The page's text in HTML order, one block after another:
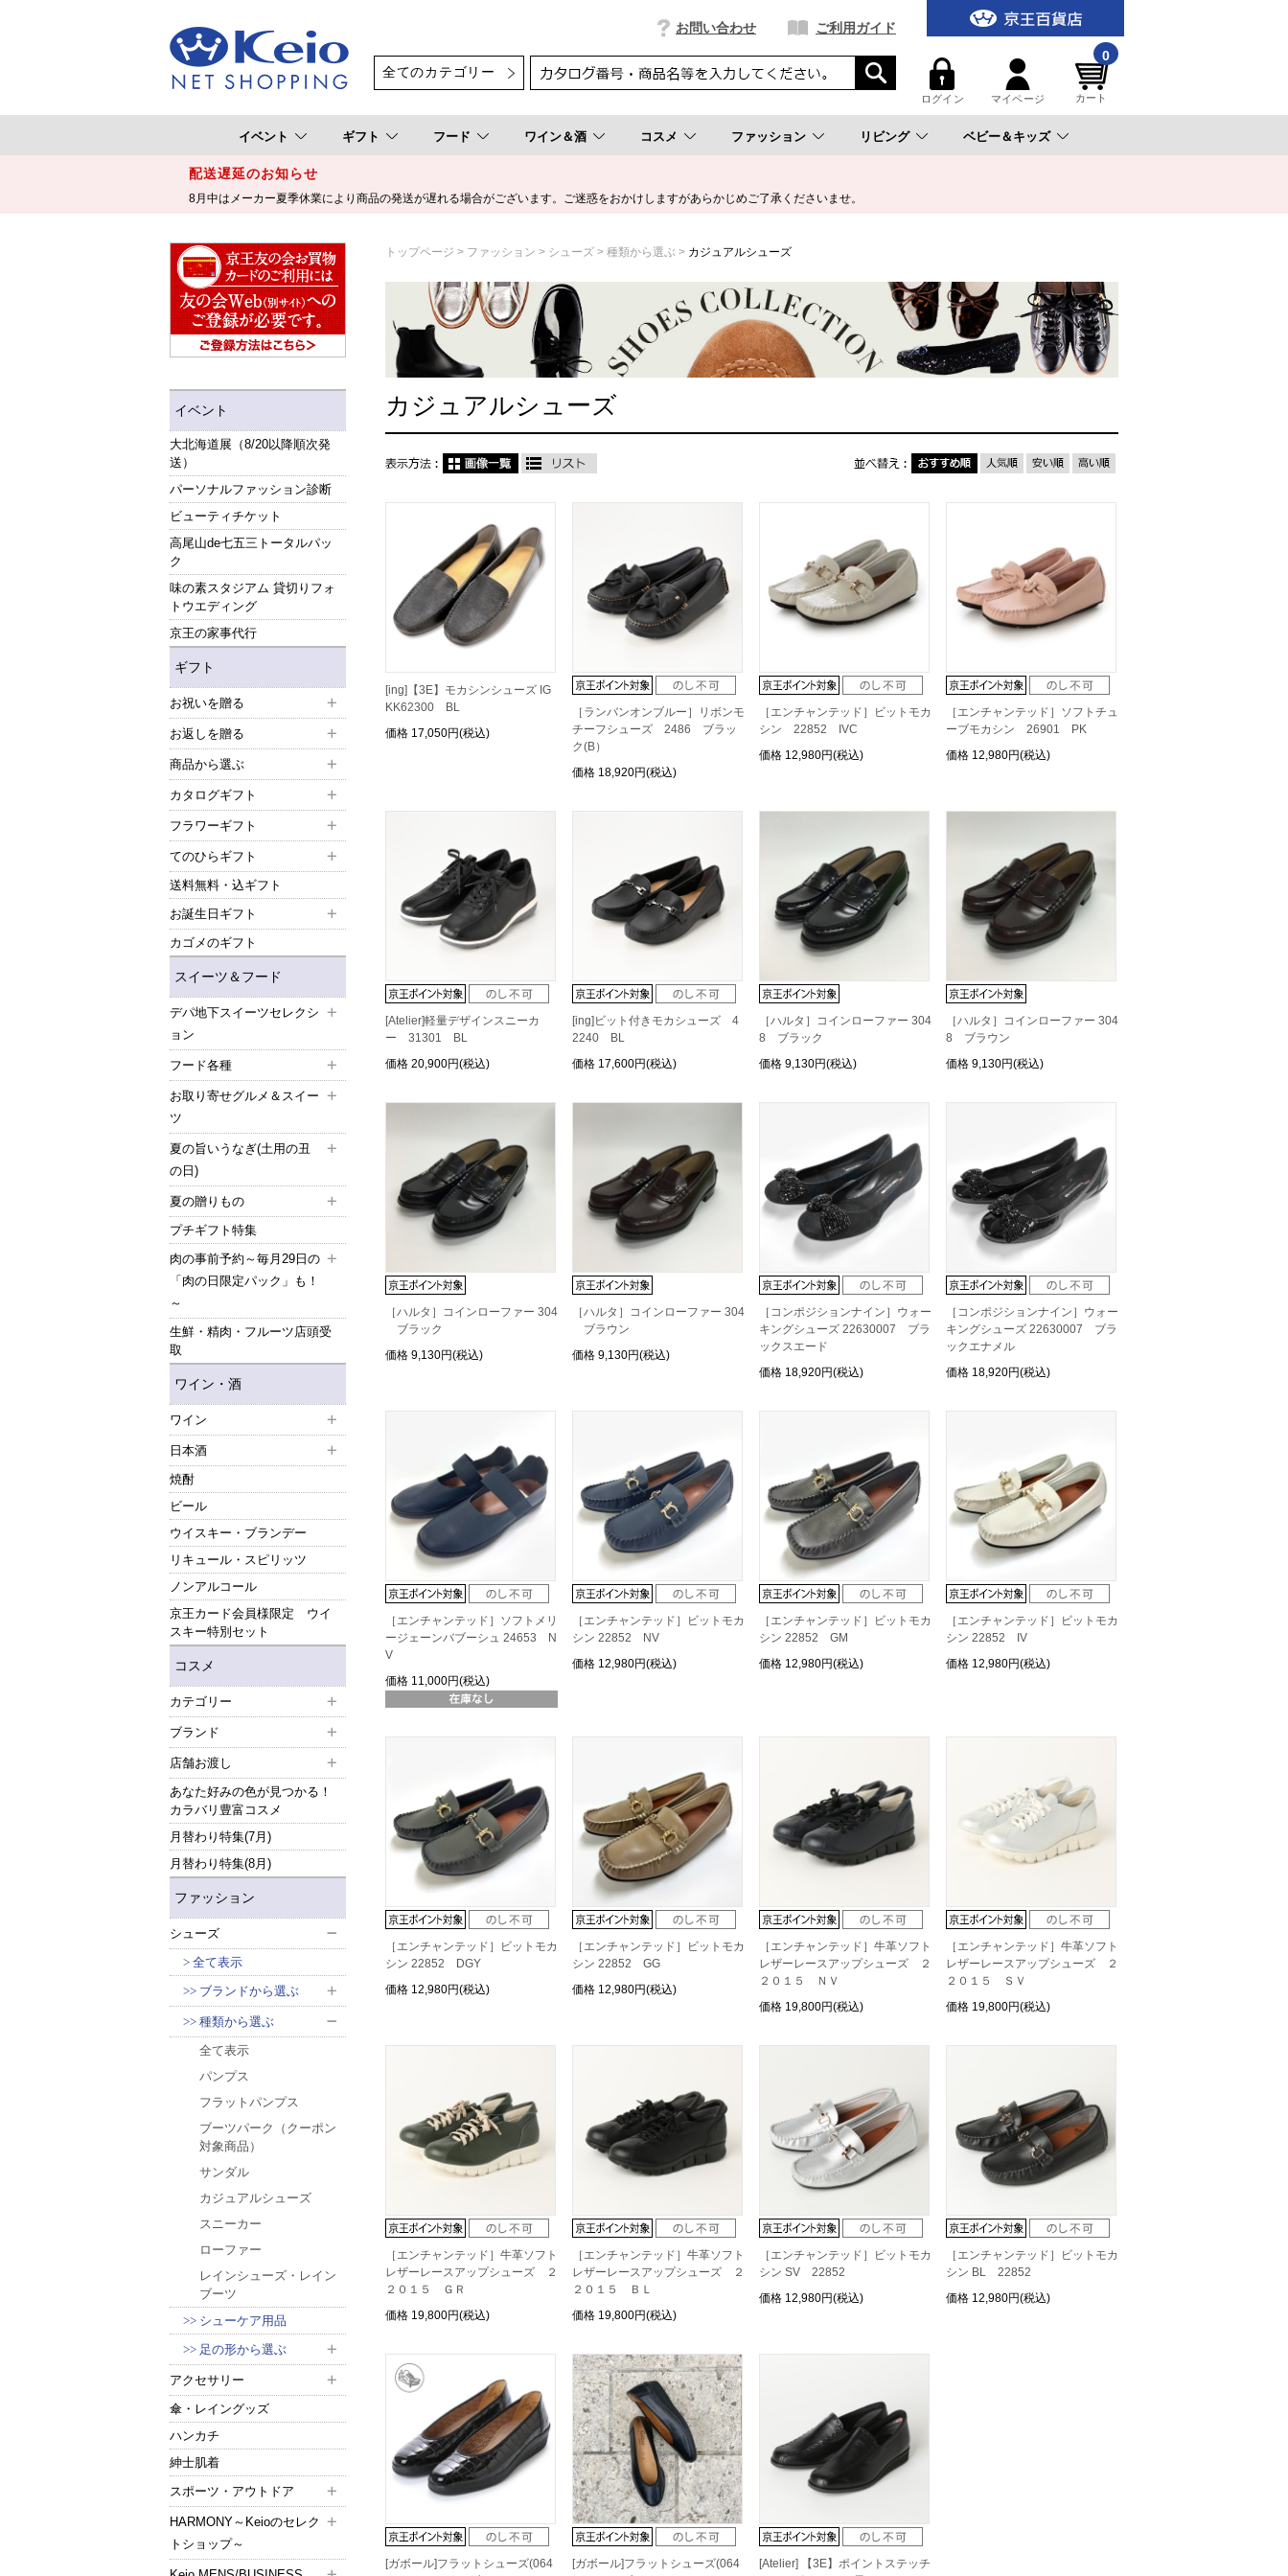
お問い合わせ ご利用ガイド
ログイン マイページ
0
カート
イベント ギフト フード ワイン＆酒 コスメ ファッション リビング ベビー＆キッズ
配送遅延のお知らせ
8月中はメーカー夏季休業により商品の発送が遅れる場合がございます。ご迷惑をおかけしますがあらかじめご了承くださいませ。
イベント
大北海道展（8/20以降順次発
送）
パーソナルファッション診断
ビューティチケット
高尾山de七五三トータルパッ
ク
味の素スタジアム 貸切りフォ
トウエディング
京王の家事代行
ギフト
お祝いを贈る
お返しを贈る
商品から選ぶ
カタログギフト
フラワーギフト
てのひらギフト
送料無料・込ギフト
お誕生日ギフト
カゴメのギフト
スイーツ＆フード
デパ地下スイーツセレクシ
ョン
フード各種
お取り寄せグルメ＆スイー
ツ
夏の旨いうなぎ(土用の丑
の日)
夏の贈りもの
プチギフト特集
肉の事前予約～毎月29日の
「肉の日限定パック」も！
～
生鮮・精肉・フルーツ店頭受
取
ワイン・酒
ワイン
日本酒
焼酎
ビール
ウイスキー・ブランデー
リキュール・スピリッツ
ノンアルコール
京王カード会員様限定 ウイ
スキー特別セット
コスメ
カテゴリー
ブランド
店舗お渡し
あなた好みの色が見つかる！
カラバリ豊富コスメ
月替わり特集(7月)
月替わり特集(8月)
ファッション
シューズ
全て表示
ブランドから選ぶ
種類から選ぶ
全て表示
パンプス
フラットパンプス
ブーツパーク（クーポン
対象商品）
サンダル
カジュアルシューズ
スニーカー
ローファー
レインシューズ・レイン
ブーツ
シューケア用品
足の形から選ぶ
アクセサリー
傘・レイングッズ
ハンカチ
紳士肌着
スポーツ・アウトドア
HARMONY～Keioのセレク
トショップ～
トップページ ファッション シューズ 種類から選ぶ カジュアルシューズ
カジュアルシューズ
[ing]【3E】モカシンシューズ IG
KK62300 BL
価格 17,050円(税込)
［ランバンオンブルー］リボンモ
チーフシューズ 2486 ブラッ
ク(B）
価格 18,920円(税込)
［エンチャンテッド］ビットモカ
シン 22852 IVC
価格 12,980円(税込)
［エンチャンテッド］ソフトチュ
ーブモカシン 26901 PK
価格 12,980円(税込)
[Atelier]軽量デザインスニーカ
ー 31301 BL
価格 20,900円(税込)
[ing]ビット付きモカシューズ 4
2240 BL
価格 17,600円(税込)
［ハルタ］コインローファー 304
8 ブラック
価格 9,130円(税込)
［ハルタ］コインローファー 304
8 ブラウン
価格 9,130円(税込)
［ハルタ］コインローファー 304
ブラック
価格 9,130円(税込)
［ハルタ］コインローファー 304
ブラウン
価格 9,130円(税込)
［コンポジションナイン］ウォー
キングシューズ 22630007 ブラ
ックスエード
価格 18,920円(税込)
［コンポジションナイン］ウォー
キングシューズ 22630007 ブラ
ックエナメル
価格 18,920円(税込)
［エンチャンテッド］ソフトメリ
ージェーンバブーシュ 24653 N
V
価格 11,000円(税込)
［エンチャンテッド］ビットモカ
シン 22852 NV
価格 12,980円(税込)
［エンチャンテッド］ビットモカ
シン 22852 GM
価格 12,980円(税込)
［エンチャンテッド］ビットモカ
シン 22852 IV
価格 12,980円(税込)
［エンチャンテッド］ビットモカ
シン 22852 DGY
価格 12,980円(税込)
［エンチャンテッド］ビットモカ
シン 22852 GG
価格 12,980円(税込)
［エンチャンテッド］牛革ソフト
レザーレースアップシューズ ２
２０１５ ＮＶ
価格 19,800円(税込)
［エンチャンテッド］牛革ソフト
レザーレースアップシューズ ２
２０１５ ＳＶ
価格 19,800円(税込)
［エンチャンテッド］牛革ソフト
レザーレースアップシューズ ２
２０１５ ＧＲ
価格 19,800円(税込)
［エンチャンテッド］牛革ソフト
レザーレースアップシューズ ２
２０１５ ＢＬ
価格 19,800円(税込)
［エンチャンテッド］ビットモカ
シン SV 22852
価格 12,980円(税込)
［エンチャンテッド］ビットモカ
シン BL 22852
価格 12,980円(税込)
[ガボール]フラットシューズ(064
[ガボール]フラットシューズ(064
[Atelier] 【3E】ポイントステッチ